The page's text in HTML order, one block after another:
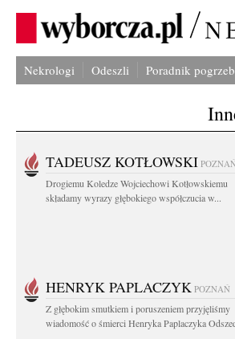
Nekrologi Odeszli Poradnik
TADEUSZ KOTŁOWSKI POZNAŃ
Drogiemu Koledze Wojciechowi Kotłowskiemu
składamy wyrazy głębokiego współczucia w...
HENRYK PAPLACZYK POZNAŃ
Z głębokim smutkiem i poruszeniem przyjęliśmy
wiadomość o śmierci Henryka Paplaczyka